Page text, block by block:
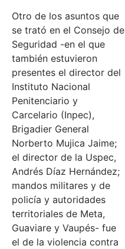
Otro de los asuntos que
se trató en el Consejo de
Seguridad -en el que
también estuvieron
presentes el director del
Instituto Nacional
Penitenciario y
Carcelario (Inpec),
Brigadier General
Norberto Mujica Jaime;
el director de la Uspec,
Andrés Díaz Hernández;
mandos militares y de
policía y autoridades
territoriales de Meta,
Guaviare y Vaupés- fue
el de la violencia contra